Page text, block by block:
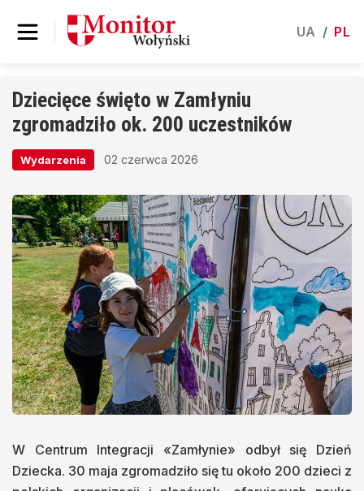
UA / PL
Dziecięce święto w Zamłyniu
zgromadziło ok. 200 uczestników
Wydarzenia 02 czerwca 2026
W Centrum Integracji «Zamłynie» odbył się Dzień
Dziecka. 30 maja zgromadziło się tu około 200 dzieci z